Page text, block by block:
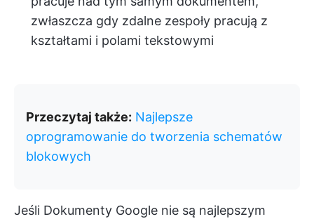
zwłaszcza gdy zdalne zespoły pracują z
kształtami i polami tekstowymi
Przeczytaj także: Najlepsze
oprogramowanie do tworzenia schematów
blokowych
Jeśli Dokumenty Google nie są najlepszym